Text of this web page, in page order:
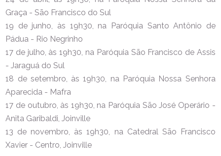
Graça - São Francisco do Sul
19 de junho, às 19h30, na Paróquia Santo Antônio de
Pádua - Rio Negrinho
17 de julho, às 19h30, na Paróquia São Francisco de Assis
- Jaraguá do Sul
18 de setembro, às 19h30, na Paróquia Nossa Senhora
Aparecida - Mafra
17 de outubro, às 19h30, na Paróquia São José Operário -
Anita Garibaldi, Joinville
13 de novembro, às 19h30, na Catedral São Francisco
Xavier - Centro, Joinville